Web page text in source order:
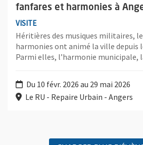
fanfares et harmonies à
VISITE
Héritières des musiques militaires,
harmonies ont animé la ville depuis
Parmi elles, l’harmonie municipale,
Du 10 févr. 2026 au 29 mai 2026
Le RU - Repaire Urbain - Angers